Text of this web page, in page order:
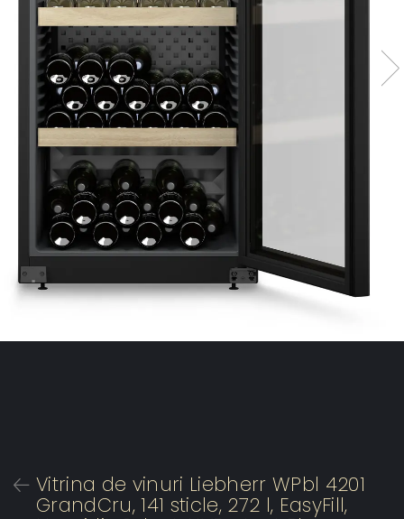
Vitrina de vinuri Liebherr WPbl 4201
GrandCru, 141 sticle, 272 l, EasyFill,